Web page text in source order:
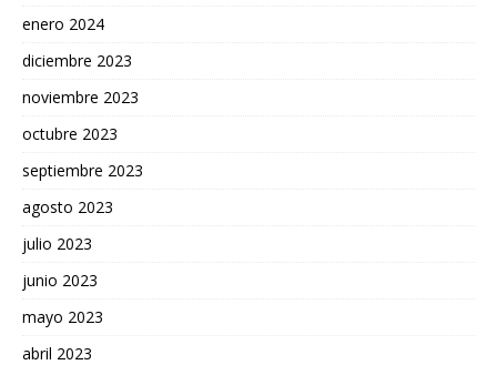
enero 2024
diciembre 2023
noviembre 2023
octubre 2023
septiembre 2023
agosto 2023
julio 2023
junio 2023
mayo 2023
abril 2023